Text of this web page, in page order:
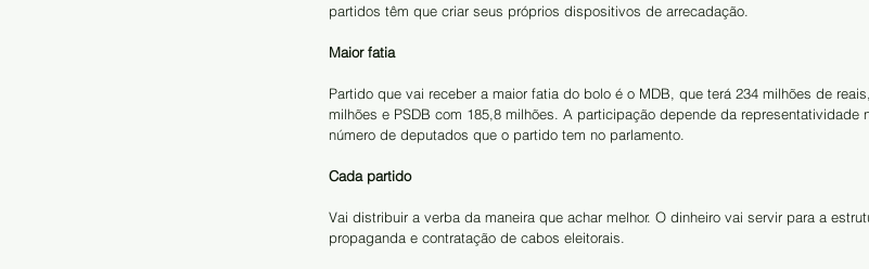
partidos têm que criar seus próprios dispositivos de arrecadação.
Maior fatia
Partido que vai receber a maior fatia do bolo é o MDB, que terá 234 milhões de
milhões e PSDB com 185,8 milhões. A participação depende da representatividade
número de deputados que o partido tem no parlamento.
Cada partido
Vai distribuir a verba da maneira que achar melhor. O dinheiro vai servir para a
propaganda e contratação de cabos eleitorais.